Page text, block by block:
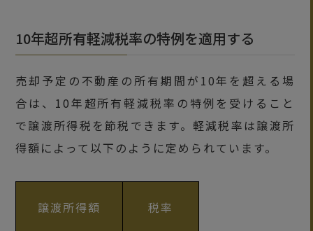
10年超所有軽減税率の特例を適用する
売却予定の不動産の所有期間が10年を超える場
合は、10年超所有軽減税率の特例を受けること
で譲渡所得税を節税できます。軽減税率は譲渡所
得額によって以下のように定められています。
譲渡所得額 税率